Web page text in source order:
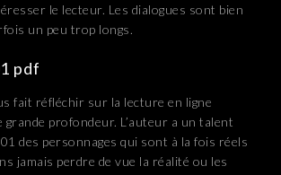
le lecteur. Les dialogues sont bien
un peu trop longs.
pdf
fait réfléchir sur la lecture en ligne
grande profondeur. L’auteur a un talent
des personnages qui sont à la fois réels
jamais perdre de vue la réalité ou les